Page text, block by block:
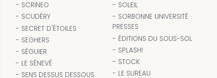
SCRINEO
SCUDÉRY
SECRET D'ÉTOILES
SEGHERS
SÉGUIER
LE SÉNEVÉ
SENS DESSUS DESSOUS
SOLEIL
SORBONNE UNIVERSITÉ
PRESSES
ÉDITIONS DU SOUS-SOL
SPLASH!
STOCK
LE SUREAU